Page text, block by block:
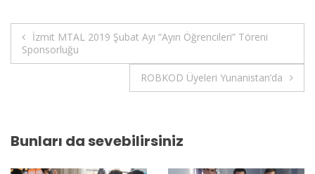
Yazı
gezinmesi
İzmit MTAL 2019 Şubat Ayı “Ayın Öğrencileri” Töreni
Sponsorluğu
ROBKOD Üyeleri Yunanistan’da
Bunları da sevebilirsiniz